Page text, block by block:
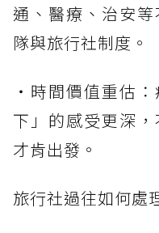
通、醫療、治安
隊與旅行社制度。
・時間價值重估
下」的感受更深
才肯出發。
旅行社過往如何處